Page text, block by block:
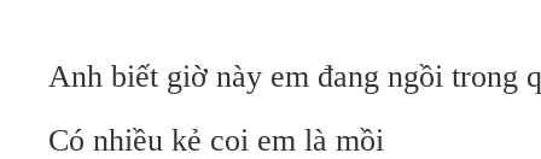
Anh biết giờ này em đang ngồi trong
Có nhiều kẻ coi em là mồi